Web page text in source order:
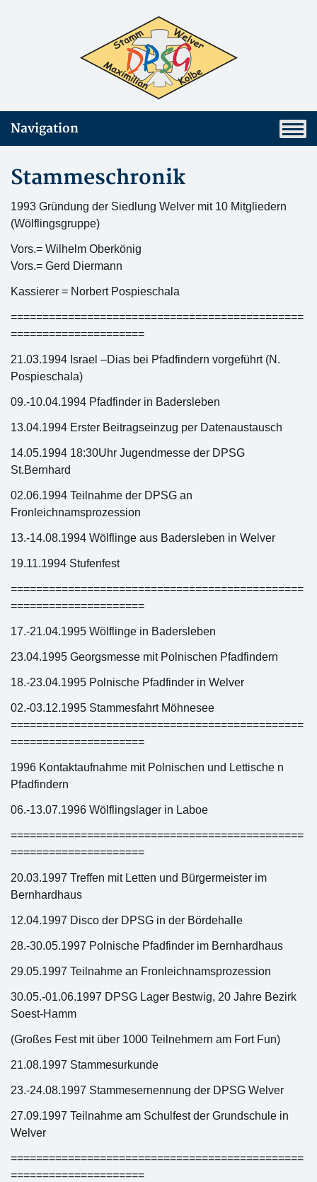
Navigation
Stammeschronik
1993 Gründung der Siedlung Welver mit 10 Mitgliedern
(Wölflingsgruppe)
Vors.= Wilhelm Oberkönig
Vors.= Gerd Diermann
Kassierer = Norbert Pospieschala
==============================================
=====================
21.03.1994 Israel –Dias bei Pfadfindern vorgeführt (N.
Pospieschala)
09.-10.04.1994 Pfadfinder in Badersleben
13.04.1994 Erster Beitragseinzug per Datenaustausch
14.05.1994 18:30Uhr Jugendmesse der DPSG
St.Bernhard
02.06.1994 Teilnahme der DPSG an
Fronleichnamsprozession
13.-14.08.1994 Wölflinge aus Badersleben in Welver
19.11.1994 Stufenfest
==============================================
=====================
17.-21.04.1995 Wölflinge in Badersleben
23.04.1995 Georgsmesse mit Polnischen Pfadfindern
18.-23.04.1995 Polnische Pfadfinder in Welver
02.-03.12.1995 Stammesfahrt Möhnesee
==============================================
=====================
1996 Kontaktaufnahme mit Polnischen und Lettische n
Pfadfindern
06.-13.07.1996 Wölflingslager in Laboe
==============================================
=====================
20.03.1997 Treffen mit Letten und Bürgermeister im
Bernhardhaus
12.04.1997 Disco der DPSG in der Bördehalle
28.-30.05.1997 Polnische Pfadfinder im Bernhardhaus
29.05.1997 Teilnahme an Fronleichnamsprozession
30.05.-01.06.1997 DPSG Lager Bestwig, 20 Jahre Bezirk
Soest-Hamm
(Großes Fest mit über 1000 Teilnehmern am Fort Fun)
21.08.1997 Stammesurkunde
23.-24.08.1997 Stammesernennung der DPSG Welver
27.09.1997 Teilnahme am Schulfest der Grundschule in
Welver
==============================================
=====================